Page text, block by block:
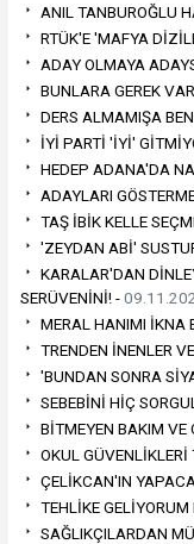
ANIL TANBUROĞLU
RTÜK'E 'MAFYA
ADAY OLMAYA
BUNLARA GEREK
DERS ALMAMIŞA
İYİ PARTİ 'İYİ'
HEDEP ADANA'DA
ADAYLARI
TAŞ İBİK KELLE
'ZEYDAN ABİ'
KARALAR'DAN
SERÜVENİNİ! -
MERAL HANIMI İKNA
TRENDEN İNENLER
'BUNDAN SONRA
SEBEBİNİ HİÇ
BİTMEYEN BAKIM VE
OKUL GÜVENLİKLERİ
ÇELİKCAN'IN
TEHLİKE GELİYORUM
SAĞLIKÇILARDAN